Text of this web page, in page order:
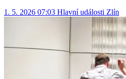
1. 5. 2026 07:03 Hlavní události Zlín